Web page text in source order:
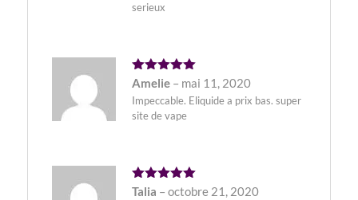
serieux
Note5
Amelie – mai 11, 2020
Impeccable. Eliquide a prix bas. super
site de vape
Note5
Talia – octobre 21, 2020